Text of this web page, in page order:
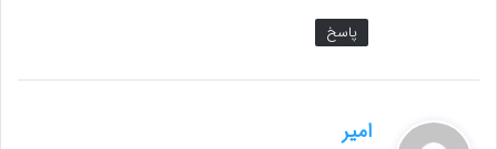
پاسخ
امیر